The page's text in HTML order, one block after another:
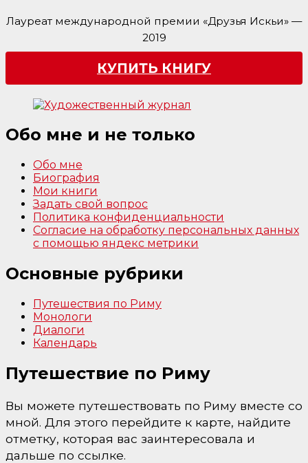
Лауреат международной премии «Друзья Искьи» —
2019
КУПИТЬ КНИГУ
Обо мне и не только
Обо мне
Биография
Мои книги
Задать свой вопрос
Политика конфиденциальности
Согласие на обработку персональных данных
с помощью яндекс метрики
Основные рубрики
Путешествия по Риму
Монологи
Диалоги
Календарь
Путешествие по Риму
Вы можете путешествовать по Риму вместе со
мной. Для этого перейдите к карте, найдите
отметку, которая вас заинтересовала и
дальше по ссылке.